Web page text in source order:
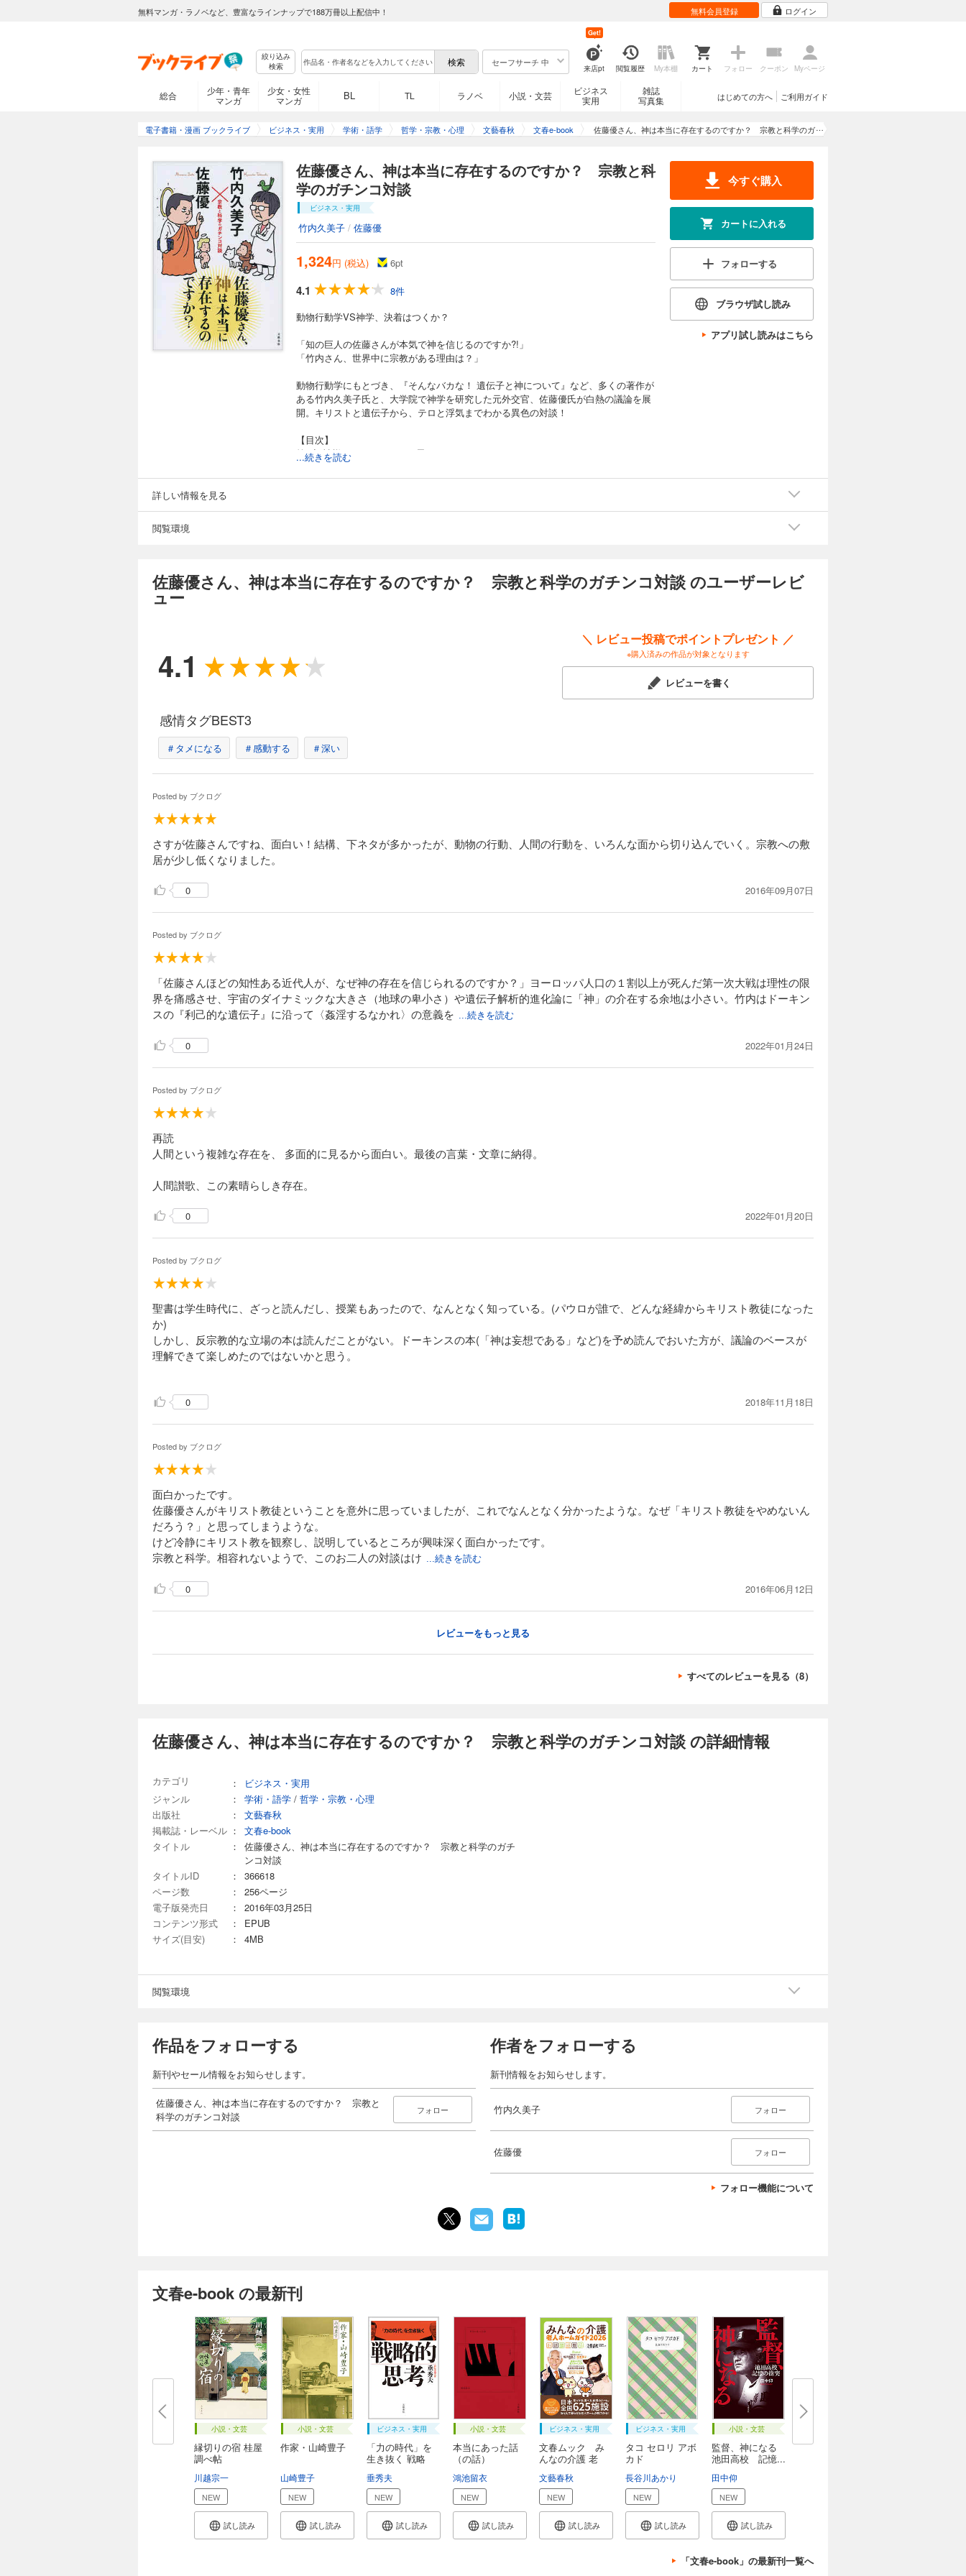
無料マンガ・ラノベなど、豊富なラインナップで188万冊以上配信中！ 無料会員登録 ログイン
絞り込み
検索
セーフサーチ 中
来店pt
Get!
閲覧履歴 My本棚 カート フォロー クーポン Myページ
総合
少年・青年
マンガ
少女・女性
マンガ
BL TL ラノベ 小説・文芸
ビジネス
実用
雑誌
写真集
ご利用ガイド
はじめての方へ
電子書籍・漫画 ブックライブ ビジネス・実用 学術・語学 哲学・宗教・心理 文藝春秋 文春e-book
佐藤優さん、神は本当に存在するのですか？ 宗教と科学のガ
佐藤優さん、神は本当に存在するのですか？ 宗教と科
学のガチンコ対談
ビジネス・実用
竹内久美子 / 佐藤優
1,324円 (税込) 6pt
4.1
8件
動物行動学VS神学、決着はつくか？
「知の巨人の佐藤さんが本気で神を信じるのですか?!」
「竹内さん、世界中に宗教がある理由は？」
動物行動学にもとづき、『そんなバカな！ 遺伝子と神について』など、多くの著作が
ある竹内久美子氏と、大学院で神学を研究した元外交官、佐藤優氏が白熱の議論を展
開。キリストと遺伝子から、テロと浮気までわかる異色の対談！
【目次】
第1章 神様はホントにいると思いますか？
――宗教と科学のデスマッチ
第２章 聖書っていい加減ではないですか？
第３章 愛する隣人って誰のこと？
――人間と動物の合わせ鏡
...続きを読む
今すぐ購入
カートに入れる
フォローする
ブラウザ試し読み
アプリ試し読みはこちら
詳しい情報を見る
閲覧環境
佐藤優さん、神は本当に存在するのですか？ 宗教と科学のガチンコ対談 のユーザーレビ
ュー
4.1
＼ レビュー投稿でポイントプレゼント ／
※購入済みの作品が対象となります
レビューを書く
感情タグBEST3
＃タメになる ＃感動する ＃深い
Posted by ブクログ
さすが佐藤さんですね、面白い！結構、下ネタが多かったが、動物の行動、人間の行動を、いろんな面から切り込んでいく。宗教への敷
居が少し低くなりました。
0 2016年09月07日
Posted by ブクログ
「佐藤さんほどの知性ある近代人が、なぜ神の存在を信じられるのですか？」ヨーロッパ人口の１割以上が死んだ第一次大戦は理性の限
界を痛感させ、宇宙のダイナミックな大きさ（地球の卑小さ）や遺伝子解析的進化論に「神」の介在する余地は小さい。竹内はドーキン
スの『利己的な遺伝子』に沿って〈姦淫するなかれ〉の意義を ...続きを読む
0 2022年01月24日
Posted by ブクログ
再読
人間という複雑な存在を、 多面的に見るから面白い。最後の言葉・文章に納得。
人間讃歌、この素晴らしき存在。
0 2022年01月20日
Posted by ブクログ
聖書は学生時代に、ざっと読んだし、授業もあったので、なんとなく知っている。(パウロが誰で、どんな経緯からキリスト教徒になった
か)
しかし、反宗教的な立場の本は読んだことがない。ドーキンスの本(「神は妄想である」など)を予め読んでおいた方が、議論のベースが
理解できて楽しめたのではないかと思う。
0 2018年11月18日
Posted by ブクログ
面白かったです。
佐藤優さんがキリスト教徒ということを意外に思っていましたが、これでなんとなく分かったような。なぜ「キリスト教徒をやめないん
だろう？」と思ってしまうような。
けど冷静にキリスト教を観察し、説明しているところが興味深く面白かったです。
宗教と科学。相容れないようで、このお二人の対談はけ ...続きを読む
0 2016年06月12日
レビューをもっと見る
すべてのレビューを見る（8）
佐藤優さん、神は本当に存在するのですか？ 宗教と科学のガチンコ対談 の詳細情報
カテゴリ ：
ビジネス・実用
ジャンル
： 学術・語学 / 哲学・宗教・心理
出版社
：
文藝春秋
掲載誌・レーベル ：
文春e-book
タイトル
：
佐藤優さん、神は本当に存在するのですか？ 宗教と科学のガチ
ンコ対談
タイトルID
：
366618
ページ数
：
256ページ
電子版発売日
：
2016年03月25日
コンテンツ形式
：
EPUB
サイズ(目安)
： 4MB
閲覧環境
作品をフォローする
新刊やセール情報をお知らせします。
佐藤優さん、神は本当に存在するのですか？ 宗教と
科学のガチンコ対談
フォロー
作者をフォローする
新刊情報をお知らせします。
竹内久美子 フォロー
佐藤優 フォロー
フォロー機能について
文春e-book の最新刊
小説・文芸
縁切りの宿 桂屋
調べ帖
川越宗一
NEW
試し読み
小説・文芸
作家・山崎豊子
山崎豊子
NEW
試し読み
ビジネス・実用
「力の時代」を
生き抜く 戦略
垂秀夫
NEW
試し読み
小説・文芸
本当にあった話
（の話）
鴻池留衣
NEW
試し読み
ビジネス・実用
文春ムック み
んなの介護 老
文藝春秋
NEW
試し読み
ビジネス・実用
タコ セロリ アボ
カド
長谷川あかり
NEW
試し読み
小説・文芸
監督、神になる
池田高校 記憶...
田中仰
NEW
試し読み
「文春e-book」の最新刊一覧へ